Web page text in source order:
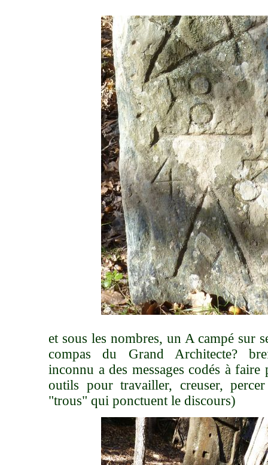
et sous les nombres, un A campé sur
compas du Grand Architecte?
inconnu a des messages codés à faire
outils pour travailler, creuser,
"trous" qui ponctuent le discours)